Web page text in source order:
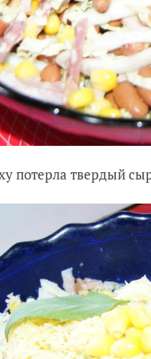
потерла твердый